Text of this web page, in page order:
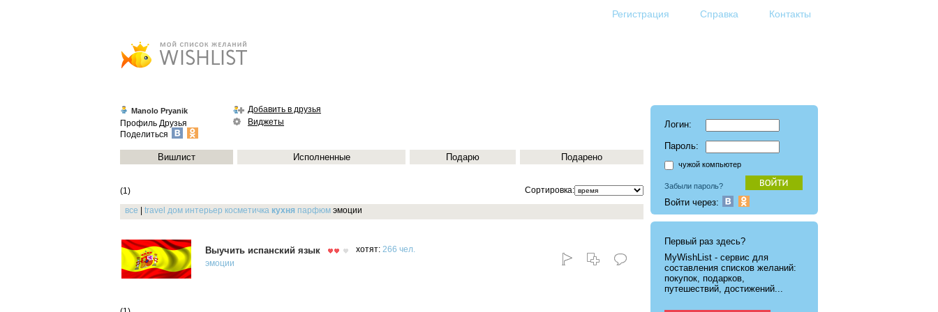
Регистрация Справка Контакты
Manolo Pryanik
Профиль Друзья
Поделиться
Добавить в друзья
Виджеты
Вишлист Исполненные Подарю Подарено
(1) Сортировка:
все travel дом интерьер косметичка кухня парфюм эмоции
Выучить испанский язык хотят: 266 чел.
эмоции
Логин:
Пароль:
чужой компьютер
Забыли пароль?
Войти через:
Первый раз здесь?
MyWishList - cервис для
составления списков желаний:
покупок, подарков,
путешествий, достижений...